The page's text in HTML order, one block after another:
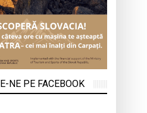
NE PE FACEBOOK